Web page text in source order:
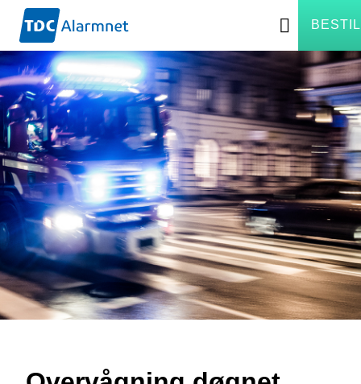
BESTIL